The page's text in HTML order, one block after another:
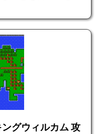
グウィルカム 攻